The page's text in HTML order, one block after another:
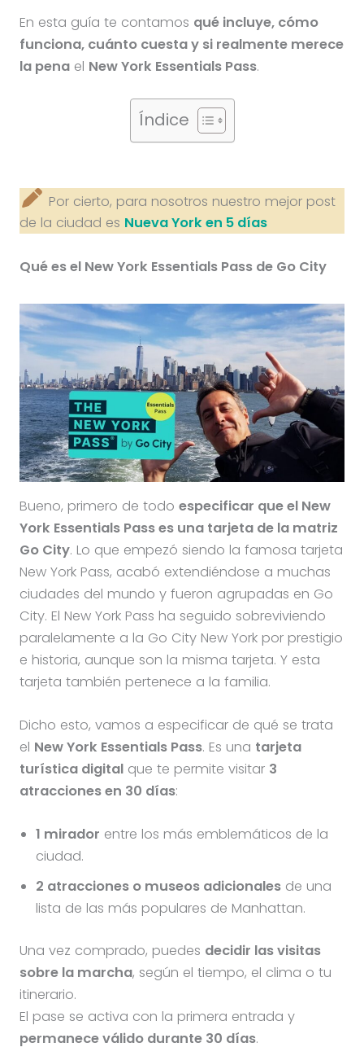
En esta guía te contamos qué incluye, cómo
funciona, cuánto cuesta y si realmente merece
la penael New York Essentials Pass.
Índice
Por cierto, para nosotros nuestro mejor post
de la ciudad es Nueva York en 5 días
Qué es el New York Essentials Pass de Go City
Bueno, primero de todo especificar que el New
York Essentials Pass es una tarjeta de la matriz
Go City. Lo que empezó siendo la famosa tarjeta
New York Pass, acabó extendiéndose a muchas
ciudades del mundo y fueron agrupadas en Go
City. El New York Pass ha seguido sobreviviendo
paralelamente a la Go City New York por prestigio
e historia, aunque son la misma tarjeta. Y esta
tarjeta también pertenece a la familia.
Dicho esto, vamos a especificar de qué se trata
el New York Essentials Pass. Es una tarjeta
turística digitalque te permite visitar 3
atracciones en 30 días:
1 mirador entre los más emblemáticos de la
ciudad.
2 atracciones o museos adicionalesde una
lista de las más populares de Manhattan.
Una vez comprado, puedes decidir las visitas
sobre la marcha, según el tiempo, el clima o tu
itinerario.
El pase se activa con la primera entrada y
permanece válido durante 30 días.